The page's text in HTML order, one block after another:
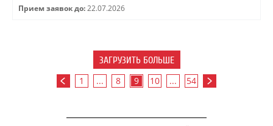
Прием заявок до: 22.07.2026
ЗАГРУЗИТЬ БОЛЬШЕ
1 ... 8 9 10 ... 54